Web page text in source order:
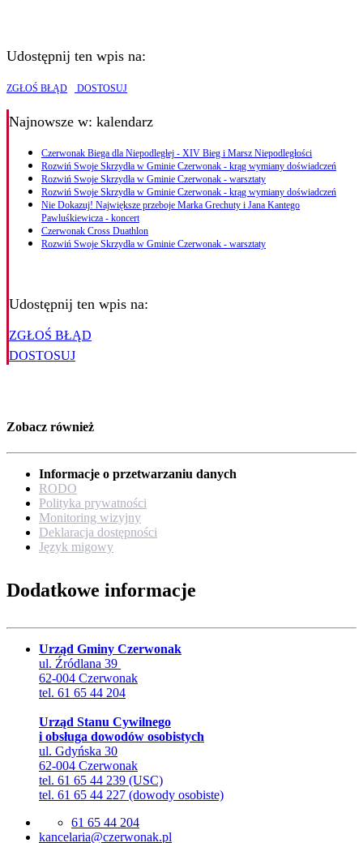
Udostępnij ten wpis na:
ZGŁOŚ BŁĄD DOSTOSUJ
Najnowsze w: kalendarz
Czerwonak Biega dla Niepodległej - XIV Bieg i Marsz Niepodległości
Rozwiń Swoje Skrzydła w Gminie Czerwonak - krąg wymiany doświadczeń
Rozwiń Swoje Skrzydła w Gminie Czerwonak - warsztaty
Rozwiń Swoje Skrzydła w Gminie Czerwonak - krąg wymiany doświadczeń
Nie Dokazuj! Największe przeboje Marka Grechuty i Jana Kantego
Pawluśkiewicza - koncert
Czerwonak Cross Duathlon
Rozwiń Swoje Skrzydła w Gminie Czerwonak - warsztaty
Udostępnij ten wpis na:
ZGŁOŚ BŁĄD
DOSTOSUJ
Zobacz również
Informacje o przetwarzaniu danych
RODO
Polityka prywatności
Monitoring wizyjny
Deklaracja dostępności
Język migowy
Dodatkowe informacje
Urząd Gminy Czerwonak
ul. Źródlana 39
62-004 Czerwonak
tel. 61 65 44 204
Urząd Stanu Cywilnego
i obsługa dowodów osobistych
ul. Gdyńska 30
62-004 Czerwonak
tel. 61 65 44 239 (USC)
tel. 61 65 44 227 (dowody osobiste)
61 65 44 204
lp.kanowrezc@airalecnak